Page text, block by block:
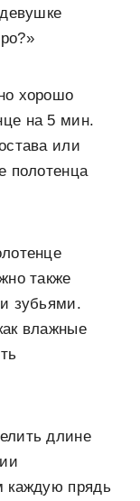
хорошо
на 5 мин.
или
полотенца
также
зубьями.
влажные
длине
каждую прядь